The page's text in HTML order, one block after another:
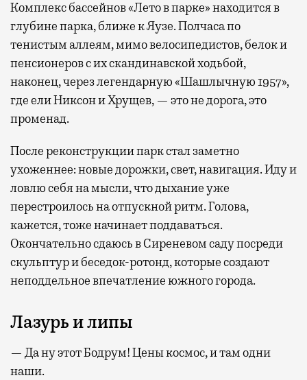
Комплекс бассейнов «Лето в парке» находится в
глубине парка, ближе к Яузе. Полчаса по
тенистым аллеям, мимо велосипедистов, белок и
пенсионеров с их скандинавской ходьбой,
наконец, через легендарную «Шашлычную 1957»,
где ели Никсон и Хрущев, — это не дорога, это
променад.
После реконструкции парк стал заметно
ухоженнее: новые дорожки, свет, навигация. Иду и
ловлю себя на мысли, что дыхание уже
перестроилось на отпускной ритм. Голова,
кажется, тоже начинает поддаваться.
Окончательно сдаюсь в Сиреневом саду посреди
скульптур и беседок-ротонд, которые создают
неподдельное впечатление южного города.
Лазурь и липы
— Да ну этот Бодрум! Цены космос, и там одни
наши.